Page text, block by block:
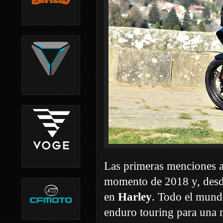
Las primeras menciones
momento de 2018 y,
en Harley. Todo el
enduro touring para una